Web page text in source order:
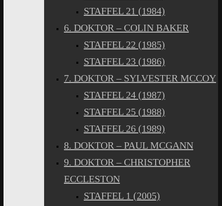
STAFFEL 21 (1984)
6. DOKTOR – COLIN BAKER
STAFFEL 22 (1985)
STAFFEL 23 (1986)
7. DOKTOR – SYLVESTER MCCOY
STAFFEL 24 (1987)
STAFFEL 25 (1988)
STAFFEL 26 (1989)
8. DOKTOR – PAUL MCGANN
9. DOKTOR – CHRISTOPHER
ECCLESTON
STAFFEL 1 (2005)